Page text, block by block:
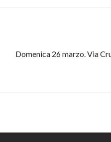
Domenica 26 marzo. Via